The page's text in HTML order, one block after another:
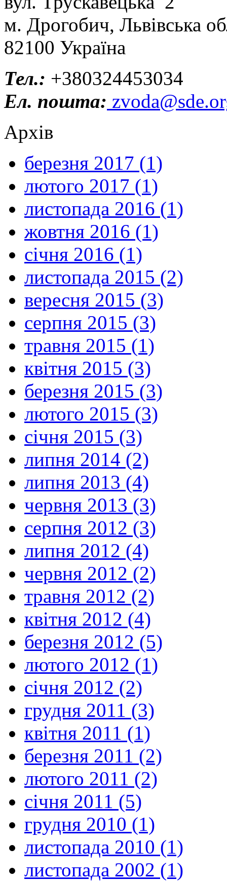
м. Дрогобич, Львівська
82100 Україна
Тел.: +380324453034
Ел. пошта:
Архів
березня 2017 (1)
лютого 2017 (1)
листопада 2016 (1)
жовтня 2016 (1)
січня 2016 (1)
листопада 2015 (2)
вересня 2015 (3)
серпня 2015 (3)
травня 2015 (1)
квітня 2015 (3)
березня 2015 (3)
лютого 2015 (3)
січня 2015 (3)
липня 2014 (2)
липня 2013 (4)
червня 2013 (3)
серпня 2012 (3)
липня 2012 (4)
червня 2012 (2)
травня 2012 (2)
квітня 2012 (4)
березня 2012 (5)
лютого 2012 (1)
січня 2012 (2)
грудня 2011 (3)
квітня 2011 (1)
березня 2011 (2)
лютого 2011 (2)
січня 2011 (5)
грудня 2010 (1)
листопада 2010 (1)
листопада 2002 (1)